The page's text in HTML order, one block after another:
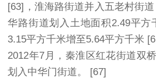
[63]，淮海路街道并入五老村街
华路街道划入土地面积2.49平方
3.15平方千米增至5.64平方千米
2012年7月，秦淮区红花街道双
划入中华门街道。 [67]